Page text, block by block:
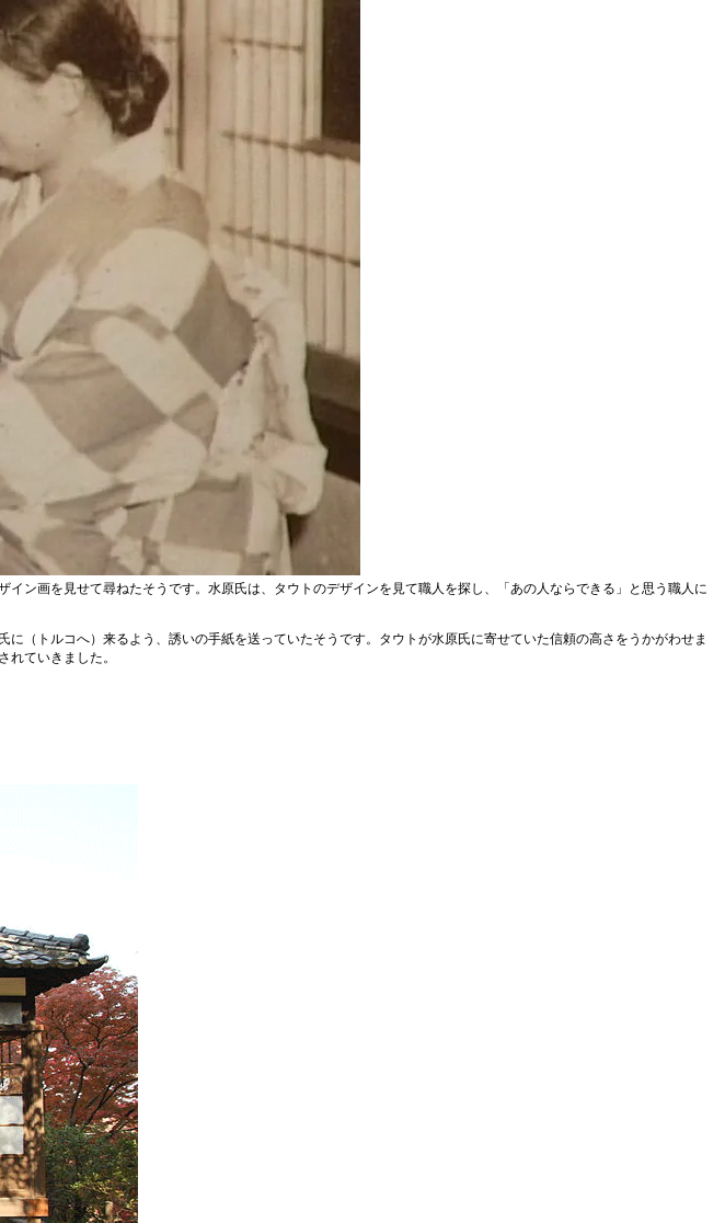
ン画を見せて尋ねたそうです。水原氏は、タウトのデザインを見て職人を探し、「あの人ならできる」と思う職人に
（トルコへ）来るよう、誘いの手紙を送っていたそうです。タウトが水原氏に寄せていた信頼の高さをうかがわせま
ていきました。